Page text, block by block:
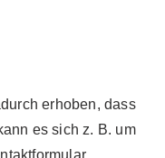
erhoben, dass
es sich z. B. um